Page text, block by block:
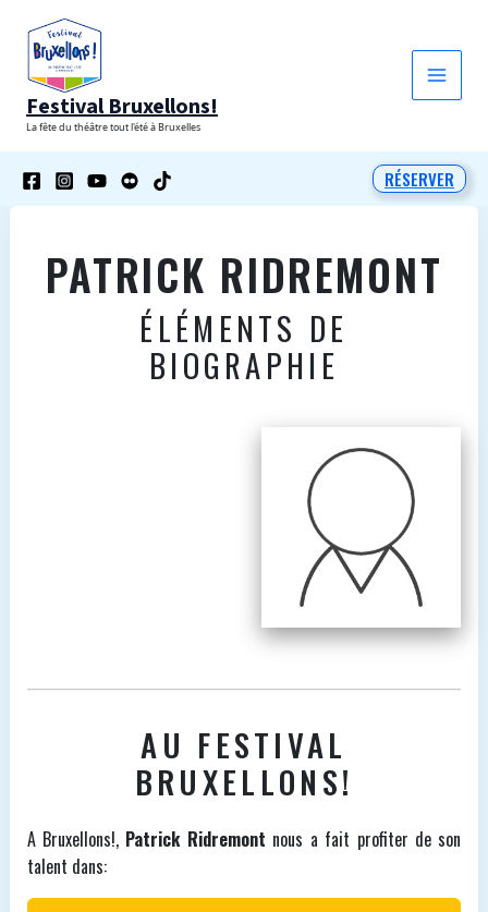
contenu
Festival Bruxellons!
La fête du théâtre tout l'été à Bruxelles
RÉSERVER
PATRICK RIDREMONT
ÉLÉMENTS DE
BIOGRAPHIE
AU FESTIVAL
BRUXELLONS!
A Bruxellons!, Patrick Ridremont nous a fait profiter de son
talent dans: